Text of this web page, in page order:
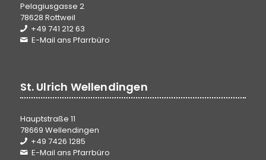
Pelagiusgasse 2
78628 Rottweil
+49 741 212 63
E-Mail ans Pfarrbüro
St. Ulrich Wellendingen
Hauptstraße 11
78669 Wellendingen
+49 7426 1285
E-Mail ans Pfarrbüro